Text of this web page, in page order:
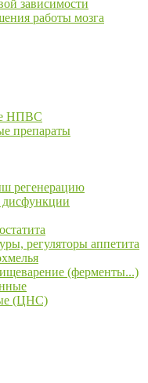
зависимости
работы мозга
НПВС
препараты
регенерацию
дисфункции
регуляторы аппетита
(ферменты...)
(ЦНС)